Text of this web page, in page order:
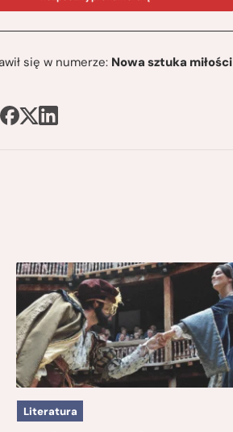
się w numerze: Nowa sztuka miłości
Literatura